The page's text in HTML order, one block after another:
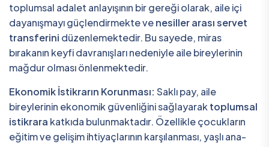
toplumsal adalet anlayışının bir gereği olarak, aile içi
dayanışmayı güçlendirmekte venesiller arası servet
transferini düzenlemektedir. Bu sayede, miras
bırakanın keyfi davranışları nedeniyle aile bireylerinin
mağdur olması önlenmektedir.
Ekonomik İstikrarın Korunması: Saklı pay, aile
bireylerinin ekonomik güvenliğini sağlayarak toplumsal
istikrara katkıda bulunmaktadır. Özellikle çocukların
eğitim ve gelişim ihtiyaçlarının karşılanması, yaşlı ana-